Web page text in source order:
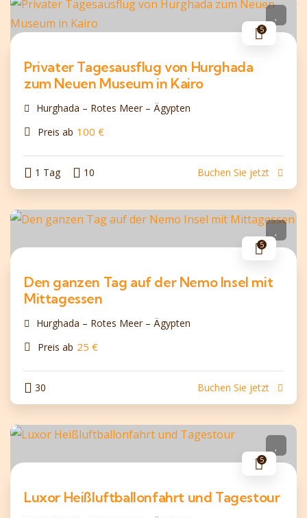
5
Privater Tagesausflug von Hurghada
zum Neuen Museum in Kairo
Hurghada – Rotes Meer – Ägypten
Preis ab 100 €
1 Tag 10 Buchen Sie jetzt
5
Den ganzen Tag auf der Nemo Insel mit
Mittagessen
Hurghada – Rotes Meer – Ägypten
Preis ab 25 €
30 Buchen Sie jetzt
5
Luxor Heißluftballonfahrt und Tagestour